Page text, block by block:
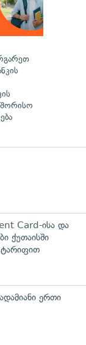
Card-ისა და
ქუთაისში
ტარიფით
ერთი